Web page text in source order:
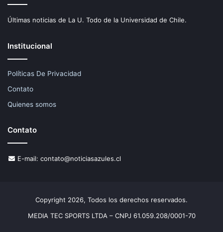
Últimas noticias de La U. Todo de la Universidad de Chile.
Institucional
Políticas De Privacidad
Contato
Quienes somos
Contato
E-mail: contato@noticiasazules.cl
Copyright 2026, Todos los derechos reservados.
MEDIA TEC SPORTS LTDA – CNPJ 61.059.208/0001-70